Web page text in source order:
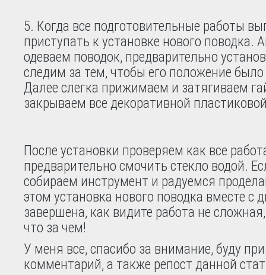
Когда все подготовительные работы
приступать к установке нового поводка.
одеваем поводок, предварительно
следим за тем, чтобы его положение
Далее слегка прижимаем и затягиваем
закрываем все декоративной
После установки проверяем как все
предварительно смочить стекло водой.
собираем инструмент и радуемся
этом установка нового поводка вместе с
завершена, как видите работа не
что за чем!
У меня все, спасибо за внимание, буду
комментарий, а также репост данной